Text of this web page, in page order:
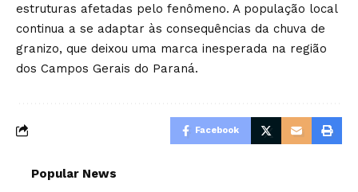
estruturas afetadas pelo fenômeno. A população local
continua a se adaptar às consequências da chuva de
granizo, que deixou uma marca inesperada na região
dos Campos Gerais do Paraná.
Facebook
Popular News